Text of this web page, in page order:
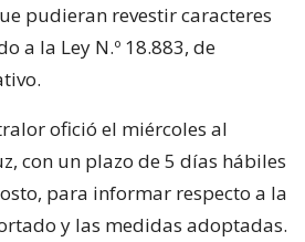
pudieran revestir caracteres
a la Ley N.º 18.883, de
ofició el miércoles al
con un plazo de 5 días hábiles
para informar respecto a la
y las medidas adoptadas.